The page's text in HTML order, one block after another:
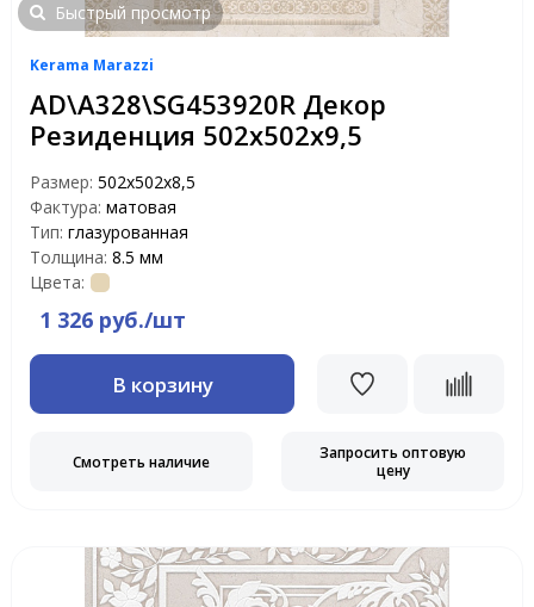
Быстрый просмотр
Kerama Marazzi
AD\A328\SG453920R Декор
Резиденция 502х502х9,5
Размер: 502х502х8,5
Фактура: матовая
Тип: глазурованная
Толщина: 8.5 мм
Цвета:
1 326 руб./шт
В корзину
Смотреть наличие
Запросить оптовую
цену